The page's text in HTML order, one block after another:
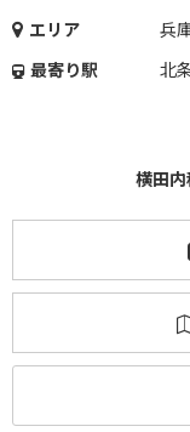
エリア
兵
最寄り駅
北
横田